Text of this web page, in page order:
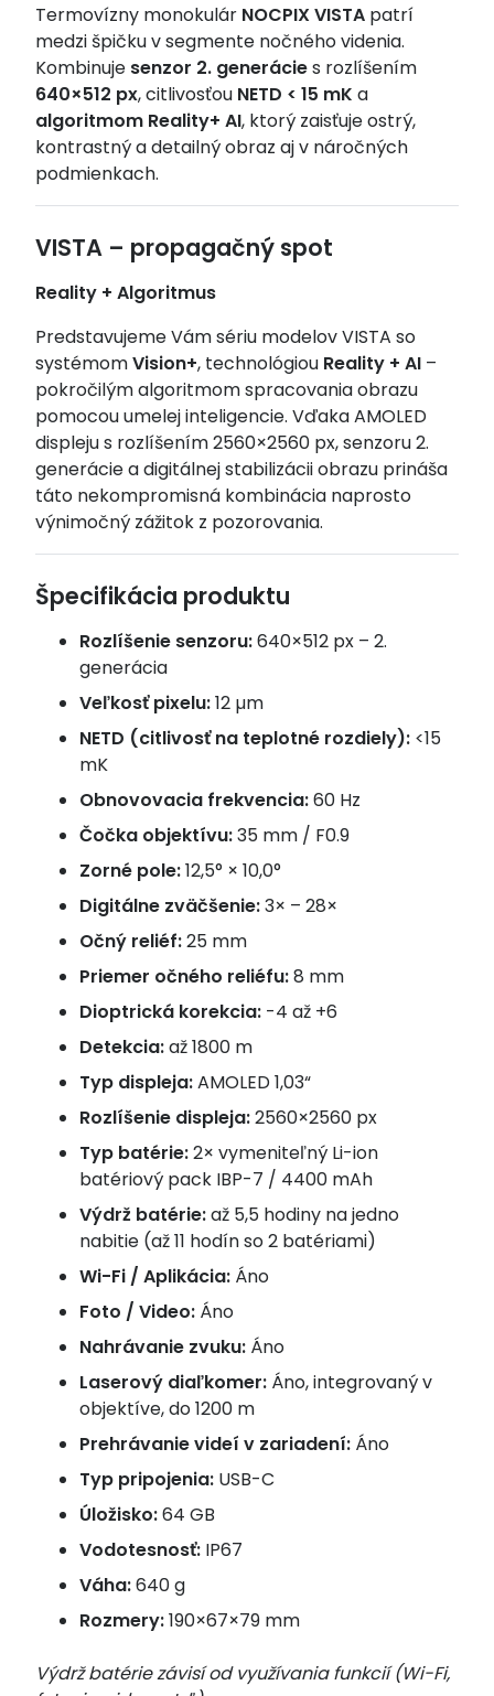
Termovízny monokulár NOCPIX VISTA patrí
medzi špičku v segmente nočného videnia.
Kombinuje senzor 2. generácies rozlíšením
640×512 px, citlivosťou NETD < 15 mK a
algoritmom Reality+ AI, ktorý zaisťuje ostrý,
kontrastný a detailný obraz aj v náročných
podmienkach.
VISTA – propagačný spot
Reality + Algoritmus
Predstavujeme Vám sériu modelov VISTA so
systémomVision+, technológiou Reality + AI –
pokročilým algoritmom spracovania obrazu
pomocou umelej inteligencie. Vďaka AMOLED
displeju s rozlíšením 2560×2560 px, senzoru 2.
generácie a digitálnej stabilizácii obrazu prináša
táto nekompromisná kombinácia naprosto
výnimočný zážitok z pozorovania.
Špecifikácia produktu
Rozlíšenie senzoru:640×512 px – 2.
generácia
Veľkosť pixelu:12 µm
NETD (citlivosť na teplotné rozdiely): <15
mK
Obnovovacia frekvencia:60 Hz
Čočka objektívu:35 mm / F0.9
Zorné pole:12,5° × 10,0°
Digitálne zväčšenie:3× – 28×
Očný reliéf:25 mm
Priemer očného reliéfu:8 mm
Dioptrická korekcia: -4 až +6
Detekcia:až 1800 m
Typ displeja:AMOLED 1,03“
Rozlíšenie displeja:2560×2560 px
Typ batérie:2× vymeniteľný Li-ion
batériový pack IBP-7 / 4400 mAh
Výdrž batérie:až 5,5 hodiny na jedno
nabitie (až 11 hodín so 2 batériami)
Wi-Fi / Aplikácia: Áno
Foto / Video: Áno
Nahrávanie zvuku: Áno
Laserový diaľkomer: Áno, integrovaný v
objektíve, do 1200 m
Prehrávanie videí v zariadení: Áno
Typ pripojenia: USB-C
Úložisko:64 GB
Vodotesnosť: IP67
Váha:640 g
Rozmery:190×67×79 mm
Výdrž batérie závisí od využívania funkcií (Wi-Fi,